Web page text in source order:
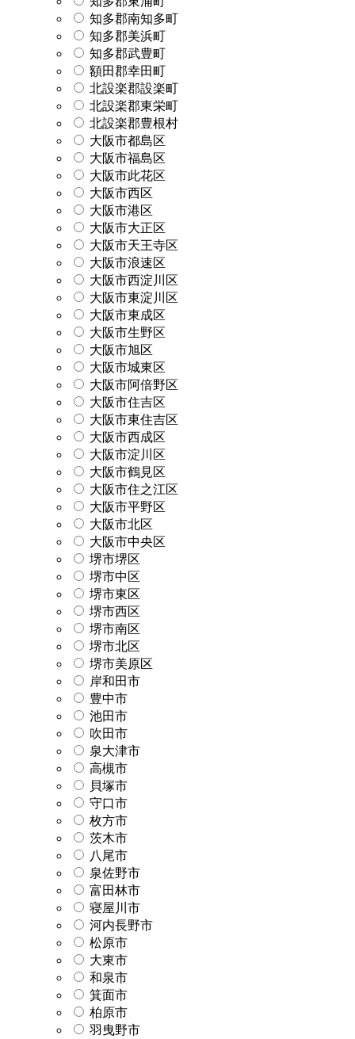
知多郡南知多町
知多郡美浜町
知多郡武豊町
額田郡幸田町
北設楽郡設楽町
北設楽郡東栄町
北設楽郡豊根村
大阪市都島区
大阪市福島区
大阪市此花区
大阪市西区
大阪市港区
大阪市大正区
大阪市天王寺区
大阪市浪速区
大阪市西淀川区
大阪市東淀川区
大阪市東成区
大阪市生野区
大阪市旭区
大阪市城東区
大阪市阿倍野区
大阪市住吉区
大阪市東住吉区
大阪市西成区
大阪市淀川区
大阪市鶴見区
大阪市住之江区
大阪市平野区
大阪市北区
大阪市中央区
堺市堺区
堺市中区
堺市東区
堺市西区
堺市南区
堺市北区
堺市美原区
岸和田市
豊中市
池田市
吹田市
泉大津市
高槻市
貝塚市
守口市
枚方市
茨木市
八尾市
泉佐野市
富田林市
寝屋川市
河内長野市
松原市
大東市
和泉市
箕面市
柏原市
羽曳野市